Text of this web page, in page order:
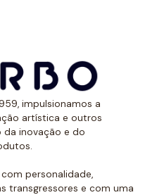
impulsionamos a
artística e outros
inovação e do
personalidade,
transgressores e com uma